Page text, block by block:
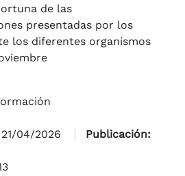
de las
presentadas por los
los diferentes organismos
21/04/2026
Publicación: